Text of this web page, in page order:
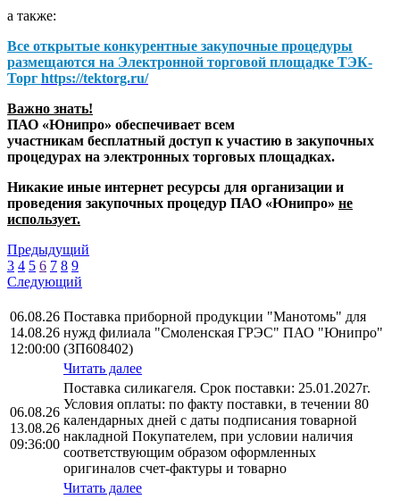
а также:
Все открытые конкурентные закупочные процедуры
размещаются на Электронной торговой площадке ТЭК-
Торг https://tektorg.ru/
Важно знать!
ПАО «Юнипро» обеспечивает всем
участникам бесплатный доступ к участию в закупочных
процедурах на электронных торговых площадках.
Никакие иные интернет ресурсы для организации и
проведения закупочных процедур ПАО «Юнипро» не
использует.
Предыдущий
3 4 5 6 7 8 9
Следующий
06.08.26
14.08.26
12:00:00
Поставка приборной продукции "Манотомь" для
нужд филиала "Смоленская ГРЭС" ПАО "Юнипро"
(ЗП608402)
Читать далее
06.08.26
13.08.26
09:36:00
Поставка силикагеля. Срок поставки: 25.01.2027г.
Условия оплаты: по факту поставки, в течении 80
календарных дней с даты подписания товарной
накладной Покупателем, при условии наличия
соответствующим образом оформленных
оригиналов счет-фактуры и товарно
Читать далее